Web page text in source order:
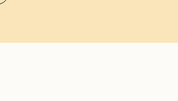
Integritetspolicy